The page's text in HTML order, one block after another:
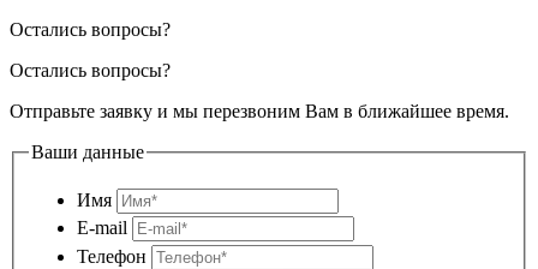
Остались вопросы?
Остались вопросы?
Отправьте заявку и мы перезвоним Вам в ближайшее время.
Ваши данные
Имя
E-mail
Телефон